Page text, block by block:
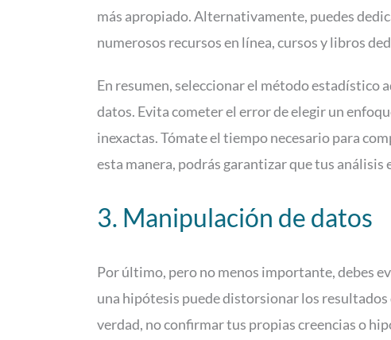
más apropiado. Alternativamente, puedes
numerosos recursos en línea, cursos y libros
En resumen, seleccionar el método estadístico
datos. Evita cometer el error de elegir un
inexactas. Tómate el tiempo necesario para
esta manera, podrás garantizar que tus
3. Manipulación de datos
Por último, pero no menos importante, debes
una hipótesis puede distorsionar los
verdad, no confirmar tus propias creencias o